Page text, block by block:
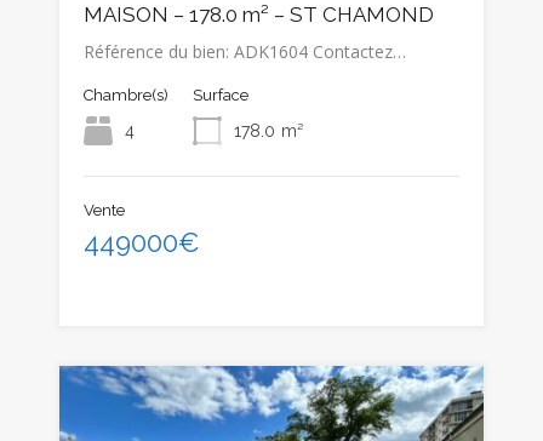
MAISON – 178.0 m² – ST CHAMOND
Référence du bien: ADK1604 Contactez…
Chambre(s)
4
Surface
178.0 m²
Vente
449000€